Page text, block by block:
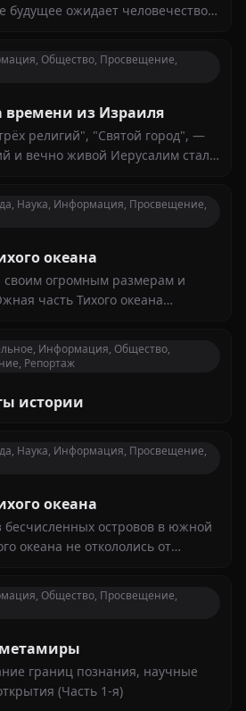
будущее ожидает человечество?
о возможных сценариях
и о том, как
к грядущим переменам
Общество, Просвещение,
из Израиля
религий", "Святой город", —
и вечно живой Иерусалим стал
Но почему именно сюда
иудеев, христиан и
Наука, Информация, Просвещение,
океана
своим огромным размерам и
часть Тихого океана
виды уникальны и лучше всего
к различным условиям
Информация, Общество,
Репортаж
истории
Наука, Информация, Просвещение,
океана
бесчисленных островов в южной
океана не откололись от
из кораллов, а образовались в
захватывающей вулканической
в океане
Общество, Просвещение,
границ познания, научные
(Часть 1-я)